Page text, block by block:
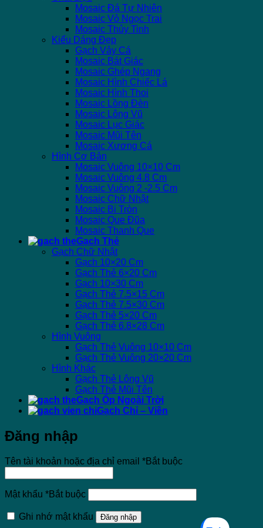
Mosaic Đá Tự Nhiên
Mosaic Vỏ Ngọc Trai
Mosaic Thủy Tinh
Kiểu Dáng Đẹp
Gạch Vảy Cá
Mosaic Bát Giác
Mosaic Ghép Ngang
Mosaic Hình Chiếc Lá
Mosaic Hình Thoi
Mosaic Lồng Đèn
Mosaic Lông Vũ
Mosaic Lục Giác
Mosaic Mũi Tên
Mosaic Xương Cá
Hình Cơ Bản
Mosaic Vuông 10×10 Cm
Mosaic Vuông 4.8 Cm
Mosaic Vuông 2 -2.5 Cm
Mosaic Chữ Nhật
Mosaic Bi Tròn
Mosaic Que Đũa
Mosaic Thanh Que
Gạch Thẻ
Gạch Chữ Nhật
Gạch 10×20 Cm
Gạch Thẻ 6×20 Cm
Gạch 10×30 Cm
Gạch Thẻ 7.5×15 Cm
Gạch Thẻ 7.5×30 Cm
Gạch Thẻ 5×20 Cm
Gạch Thẻ 6.8×28 Cm
Hình Vuông
Gạch Thẻ Vuông 10×10 Cm
Gạch Thẻ Vuông 20×20 Cm
Hình Khác
Gạch Thẻ Lông Vũ
Gạch Thẻ Mũi Tên
Gạch Ốp Ngoài Trời
Gạch Chỉ – Viền
Đăng nhập
Tên tài khoản hoặc địa chỉ email *Bắt buộc
Mật khẩu *Bắt buộc
Ghi nhớ mật khẩu Đăng nhập